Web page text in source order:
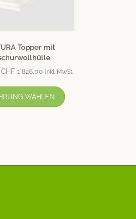
Topper mit
CHF 1'828.00 inkl. MwSt.
WÄHLEN